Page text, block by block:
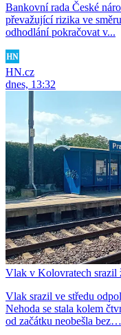
Bankovní rada České
převažující rizika ve
odhodlání pokračovat v...
HN.cz
dnes, 13:32
Vlak v Kolovratech srazil
Vlak srazil ve středu
Nehoda se stala kolem
od začátku neobešla bez…